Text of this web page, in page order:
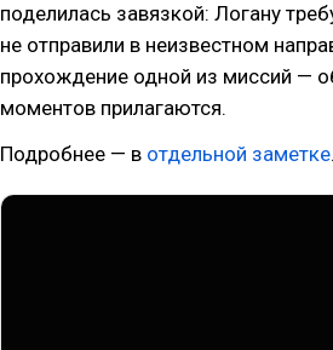
поделилась завязкой: Логану
не отправили в неизвестном
прохождение одной из миссий —
моментов прилагаются.
Подробнее — в отдельной заметке.